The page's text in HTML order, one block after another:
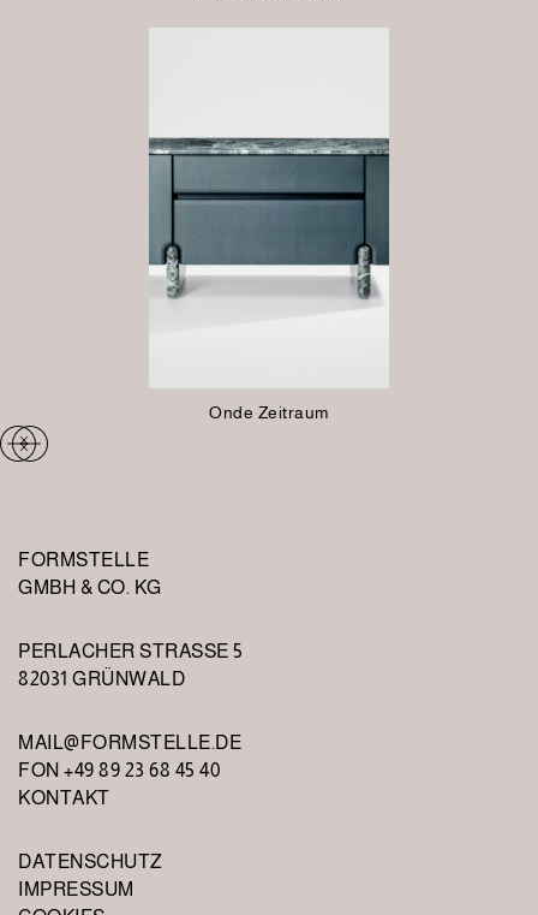
Onde Zeitraum
FORMSTELLE
GMBH & CO. KG
PERLACHER STRASSE 5
82031 GRÜNWALD
MAIL@FORMSTELLE.DE
FON +49 89 23 68 45 40
KONTAKT
DATENSCHUTZ
IMPRESSUM